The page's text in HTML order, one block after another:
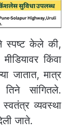
स्पष्ट केले की,
किंवा
जातात, मात्र
तिने सांगितले.
स्वतंत्र व्यवस्था
जाते.